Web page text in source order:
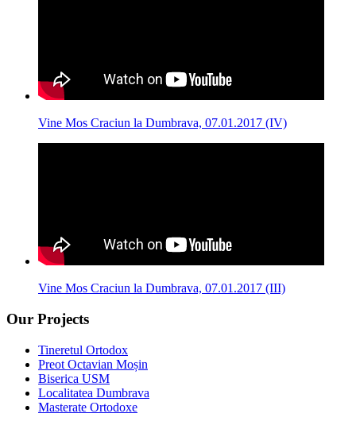
Vine Mos Craciun la Dumbrava, 07.01.2017 (IV)
Vine Mos Craciun la Dumbrava, 07.01.2017 (III)
Our Projects
Tineretul Ortodox
Preot Octavian Moșin
Biserica USM
Localitatea Dumbrava
Masterate Ortodoxe